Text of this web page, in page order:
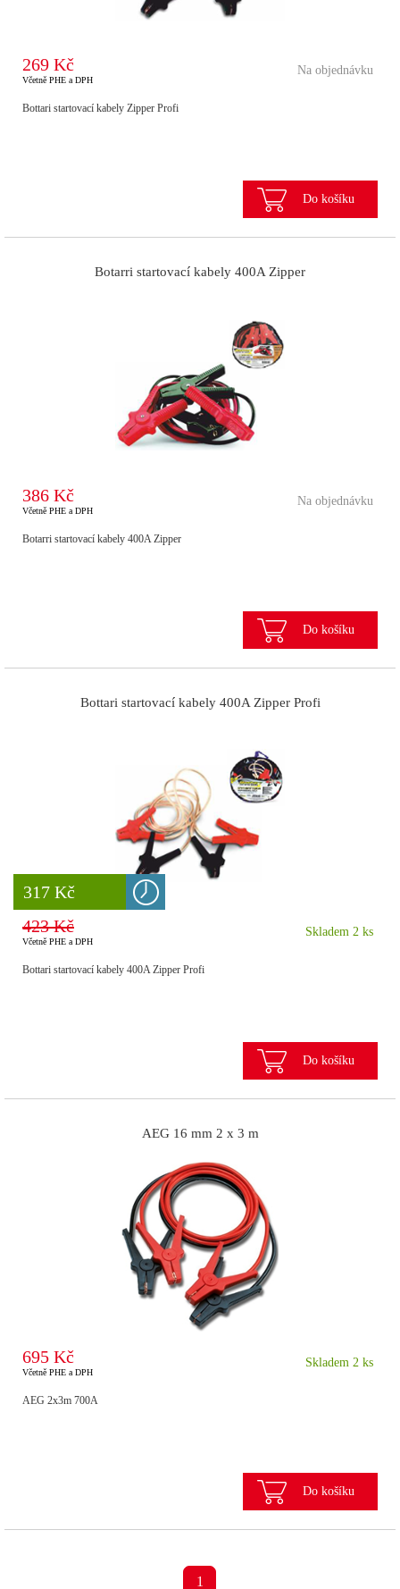
269 Kč
Včetně PHE a DPH
Na objednávku
Bottari startovací kabely Zipper Profi
Do košíku
Botarri startovací kabely 400A Zipper
386 Kč
Včetně PHE a DPH
Na objednávku
Botarri startovací kabely 400A Zipper
Do košíku
8 777 Kč
317 Kč
Bottari startovací kabely 400A Zipper Profi
423 Kč
Včetně PHE a DPH
Skladem 2 ks
Bottari startovací kabely 400A Zipper Profi
Do košíku
AEG 16 mm 2 x 3 m
695 Kč
Včetně PHE a DPH
Skladem 2 ks
AEG 2x3m 700A
Do košíku
1